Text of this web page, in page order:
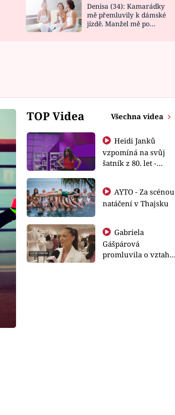
DESIGN
Denisa (34): Kamarádky
mě přemluvily k dámské
jízdě. Manžel mě po
TOP Videa Všechna videa
Heidi Janků
vzpomíná na svůj
šatník z 80. let -
natáčení v Thajsku
Gabriela
Gášpárová
promluvila o vztahu